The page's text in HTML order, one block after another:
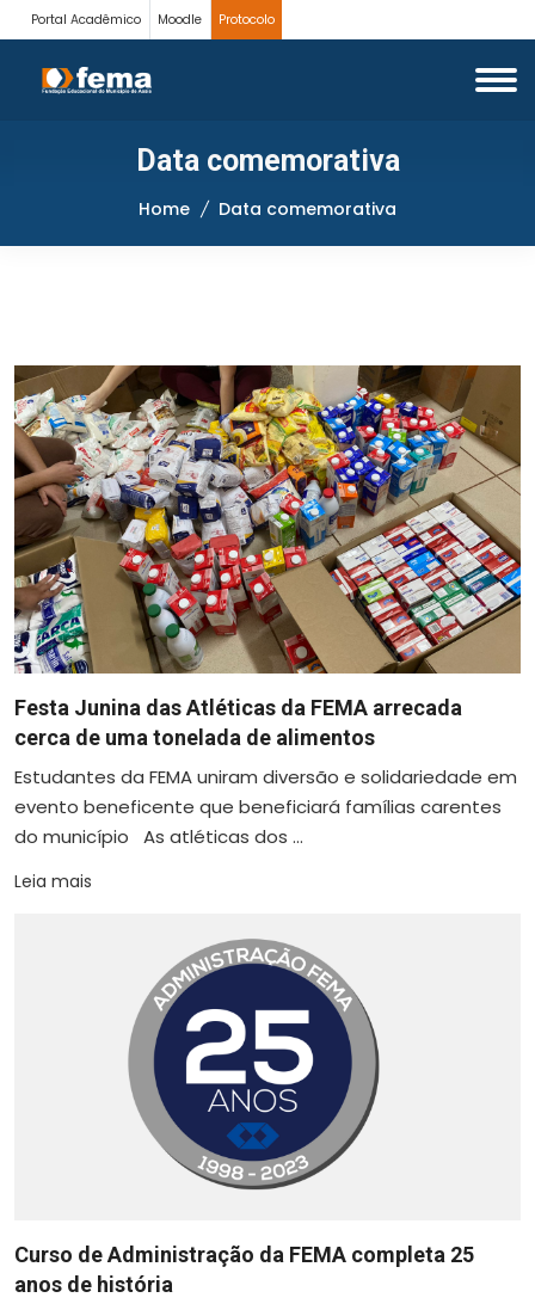
Portal Acadêmico Moodle Protocolo
Data comemorativa
Home Data comemorativa
Festa Junina das Atléticas da FEMA arrecada
cerca de uma tonelada de alimentos
Estudantes da FEMA uniram diversão e solidariedade em
evento beneficente que beneficiará famílias carentes
do município As atléticas dos ...
Leia mais
Curso de Administração da FEMA completa 25
anos de história